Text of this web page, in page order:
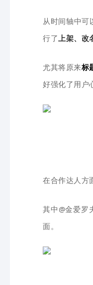
从时间轴中可
行了上架、改
尤其将原来标
好强化了用户
在合作达人方
其中@金爱罗
面。